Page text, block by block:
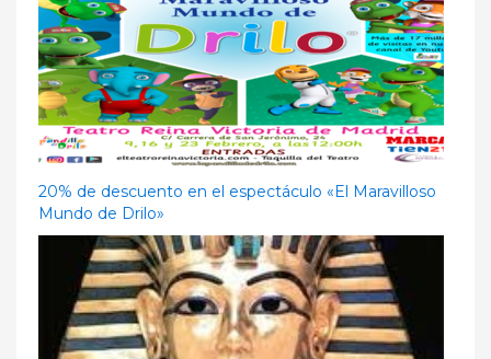
20% de descuento en el espectáculo «El Maravilloso
Mundo de Drilo»